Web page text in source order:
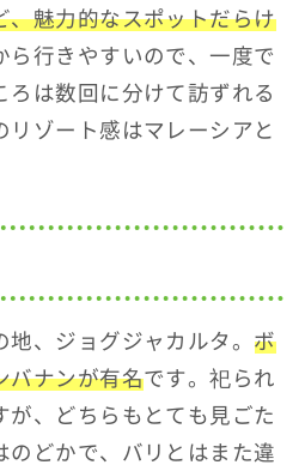
、魅力的なスポットだらけ
ら行きやすいので、一度で
は数回に分けて訪ずれる
リゾート感はマレーシアと
、ジョグジャカルタ。 ボ
バナンが有名です。祀られ
、どちらもとても見ごた
のどかで、バリとはまた違